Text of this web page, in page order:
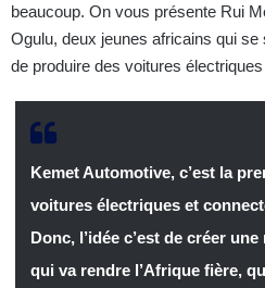
beaucoup. On vous présente Rui
Ogulu, deux jeunes africains qui
de produire des voitures
Kemet Automotive, c’est la
voitures électriques et
Donc, l’idée c’est de créer
qui va rendre l’Afrique fière,